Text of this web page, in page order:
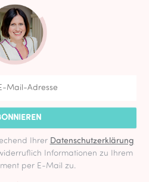
Ihrer Datenschutzerklärung
Informationen zu Ihrem
per E-Mail zu.